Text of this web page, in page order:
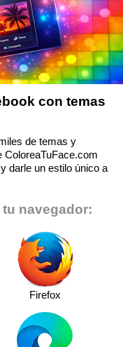
con temas
de temas y
darle un estilo único a
navegador:
Firefox